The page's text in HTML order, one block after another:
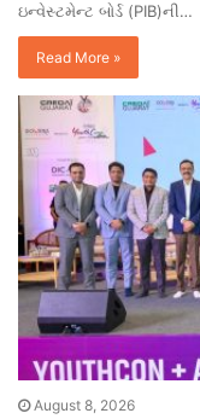
ઇન્વેસ્ટમેન્ટ બોર્ડ (PIB)ની…
Read More »
August 8, 2026